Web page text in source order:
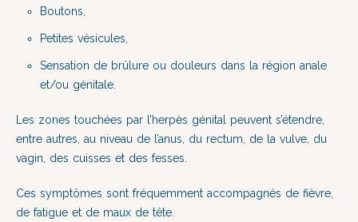
Boutons,
Petites vésicules,
Sensation de brûlure ou douleurs dans la région anale
et/ou génitale.
Les zones touchées par l’herpès génital peuvent s’étendre,
entre autres, au niveau de l’anus, du rectum, de la vulve, du
vagin, des cuisses et des fesses.
Ces symptômes sont fréquemment accompagnés de fièvre,
de fatigue et de maux de tête.